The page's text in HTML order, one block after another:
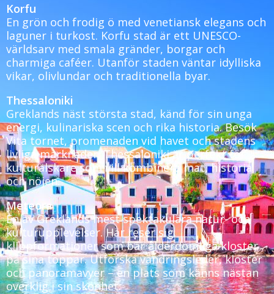
Korfu
En grön och frodig ö med venetiansk elegans och
laguner i turkost. Korfu stad är ett UNESCO-
världsarv med smala gränder, borgar och
charmiga caféer. Utanför staden väntar idylliska
vikar, olivlundar och traditionella byar.
Thessaloniki
Greklands näst största stad, känd för sin unga
energi, kulinariska scen och rika historia. Besök
Vita tornet, promenaden vid havet och stadens
livliga marknader. Thessaloniki är perfekt för
kulturälskare som vill kombinera mat, historia
och nöjen.
Meteora
En av Greklands mest spektakulära natur- och
kulturupplevelser. Här reser sig
klippformationer som bär ålderdomliga kloster
på sina toppar. Utforska vandringsleder, kloster
och panoramavyer – en plats som känns nästan
overklig i sin skönhet.